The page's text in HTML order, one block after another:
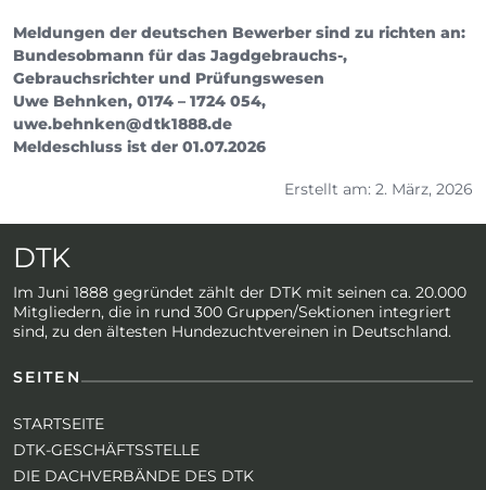
Meldungen der deutschen Bewerber sind zu richten an:
Bundesobmann für das Jagdgebrauchs-,
Gebrauchsrichter und Prüfungswesen
Uwe Behnken, 0174 – 1724 054,
uwe.behnken@dtk1888.de
Meldeschluss ist der 01.07.2026
Erstellt am: 2. März, 2026
DTK
Im Juni 1888 gegründet zählt der DTK mit seinen ca. 20.000
Mitgliedern, die in rund 300 Gruppen/Sektionen integriert
sind, zu den ältesten Hundezuchtvereinen in Deutschland.
SEITEN
STARTSEITE
DTK-GESCHÄFTSSTELLE
DIE DACHVERBÄNDE DES DTK